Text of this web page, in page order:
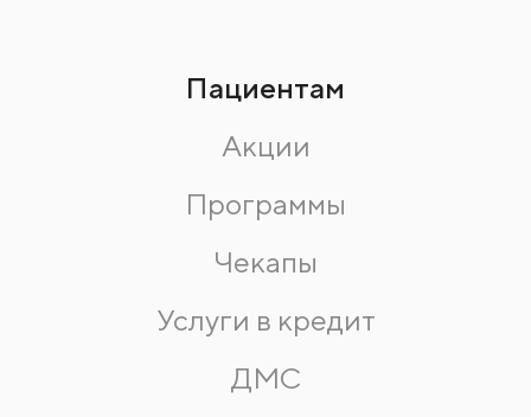
Пациентам
Акции
Программы
Чекапы
Услуги в кредит
ДМС